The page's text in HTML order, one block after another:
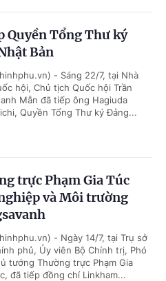
Quyền Tổng Thư ký
Bản
- Sáng 22/7, tại Nhà
hội, Chủ tịch Quốc hội Trần
Mẫn đã tiếp ông Hagiuda
Quyền Tổng Thư ký Đảng...
trực Phạm Gia Túc
và Môi trường
- Ngày 14/7, tại Trụ sở
phủ, Ủy viên Bộ Chính trị, Phó
tướng Thường trực Phạm Gia
đã tiếp đồng chí Linkham...